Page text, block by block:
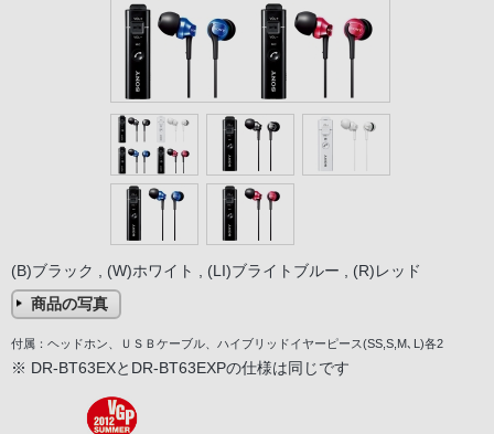
(B)ブラック , (W)ホワイト , (LI)ブライトブルー , (R)レッド
商品の写真
付属：ヘッドホン、ＵＳＢケーブル、ハイブリッドイヤーピース(SS,S,M､L)各2
※ DR-BT63EXとDR-BT63EXPの仕様は同じです